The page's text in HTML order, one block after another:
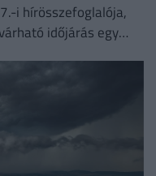
i hírösszefoglalója,
időjárás egy